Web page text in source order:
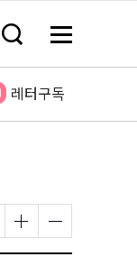
검
창
기
메
전
보
레터구독
글
자
크
글
자
크